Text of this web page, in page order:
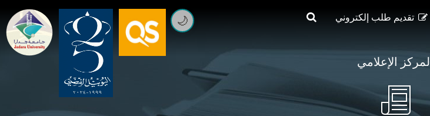
🌙
المركز الإعلامي